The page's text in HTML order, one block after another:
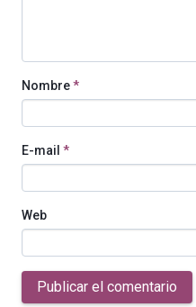
Nombre*
E-mail *
Web
Publicar el comentario